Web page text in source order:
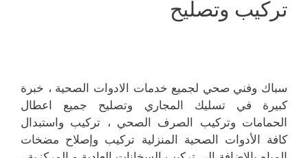
تركيب وتصليح
سباك وفني صحي لجميع خدمات الادوات الصحية ، خبرة
كبيرة في تسليك المجاري وتصليح جميع اعطال
الحمامات وتركيب الصرف الصحي ، تركيب واستبدال
كافة الأدوات الصحية المنزلية تركيب وإصلاح مضخات